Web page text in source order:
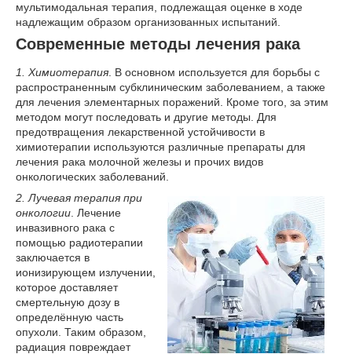
мультимодальная терапия, подлежащая оценке в ходе
надлежащим образом организованных испытаний.
Современные методы лечения рака
1. Химиотерапия . В основном используется для борьбы с
распространенным субклиническим заболеванием, а также
для лечения элементарных поражений. Кроме того, за этим
методом могут последовать и другие методы. Для
предотвращения лекарственной устойчивости в
химиотерапии используются различные препараты для
лечения рака молочной железы и прочих видов
онкологических заболеваний.
2. Лучевая терапия при
онкологии . Лечение
инвазивного рака с
помощью радиотерапии
заключается в
ионизирующем излучении,
которое доставляет
смертельную дозу в
определённую часть
опухоли. Таким образом,
радиация повреждает